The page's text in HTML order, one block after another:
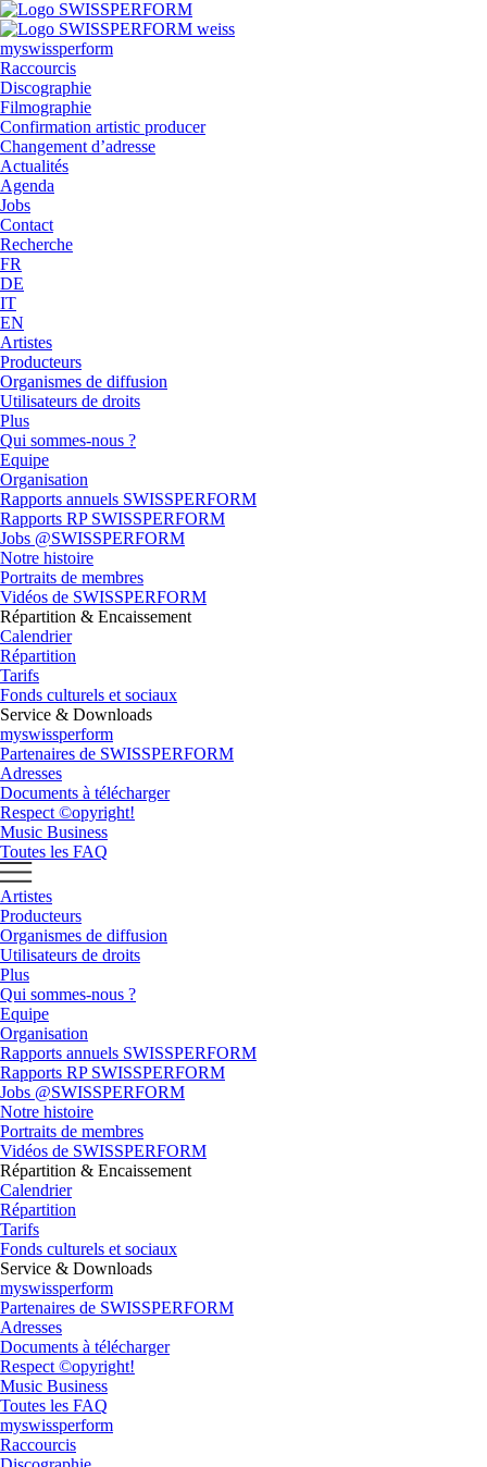
myswissperform
Raccourcis
Discographie
Filmographie
Confirmation artistic producer
Changement d’adresse
Actualités
Agenda
Jobs
Contact
Recherche
FR
DE
IT
EN
Artistes
Producteurs
Organismes de diffusion
Utilisateurs de droits
Plus
Qui sommes-nous ?
Equipe
Organisation
Rapports annuels SWISSPERFORM
Rapports RP SWISSPERFORM
Jobs @SWISSPERFORM
Notre histoire
Portraits de membres
Vidéos de SWISSPERFORM
Répartition & Encaissement
Calendrier
Répartition
Tarifs
Fonds culturels et sociaux
Service & Downloads
myswissperform
Partenaires de SWISSPERFORM
Adresses
Documents à télécharger
Respect ©opyright!
Music Business
Toutes les FAQ
Artistes
Producteurs
Organismes de diffusion
Utilisateurs de droits
Plus
Qui sommes-nous ?
Equipe
Organisation
Rapports annuels SWISSPERFORM
Rapports RP SWISSPERFORM
Jobs @SWISSPERFORM
Notre histoire
Portraits de membres
Vidéos de SWISSPERFORM
Répartition & Encaissement
Calendrier
Répartition
Tarifs
Fonds culturels et sociaux
Service & Downloads
myswissperform
Partenaires de SWISSPERFORM
Adresses
Documents à télécharger
Respect ©opyright!
Music Business
Toutes les FAQ
myswissperform
Raccourcis